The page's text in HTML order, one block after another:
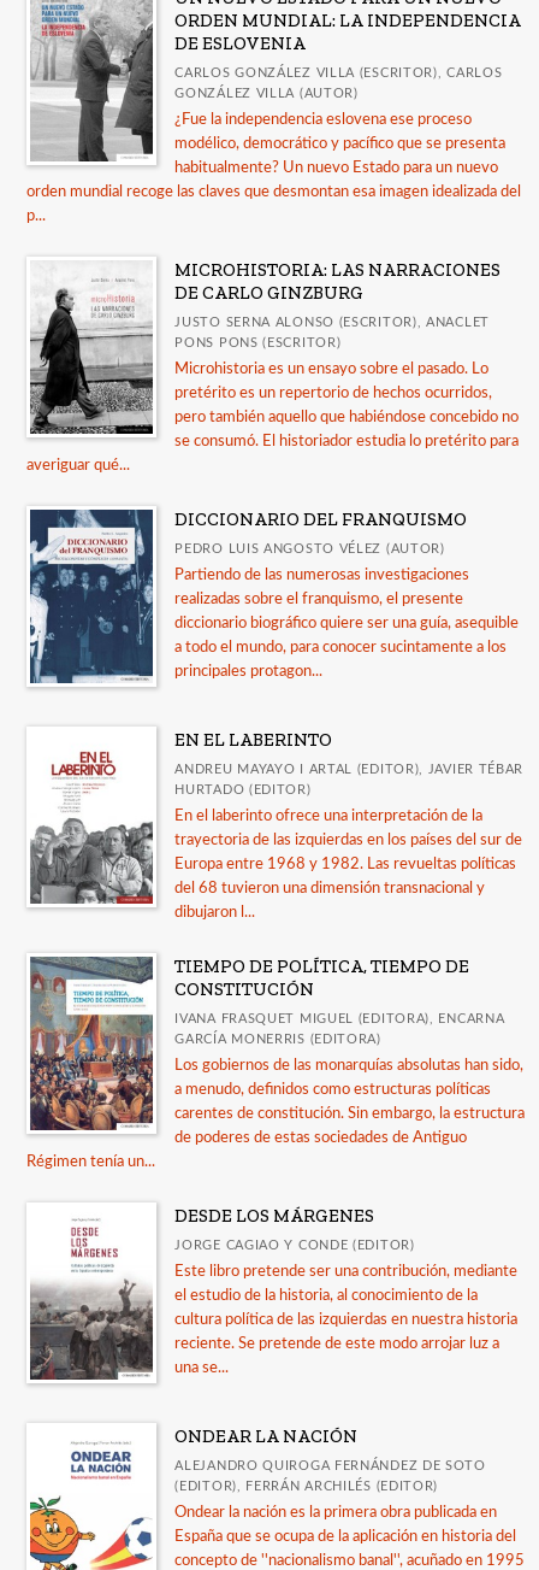
ORDEN MUNDIAL: LA INDEPENDENCIA
DE ESLOVENIA
CARLOS GONZÁLEZ VILLA (ESCRITOR), CARLOS
GONZÁLEZ VILLA (AUTOR)
¿Fue la independencia eslovena ese proceso
modélico, democrático y pacífico que se presenta
habitualmente? Un nuevo Estado para un nuevo
orden mundial recoge las claves que desmontan esa imagen idealizada del
p...
MICROHISTORIA: LAS NARRACIONES
DE CARLO GINZBURG
JUSTO SERNA ALONSO (ESCRITOR), ANACLET
PONS PONS (ESCRITOR)
Microhistoria es un ensayo sobre el pasado. Lo
pretérito es un repertorio de hechos ocurridos,
pero también aquello que habiéndose concebido no
se consumó. El historiador estudia lo pretérito para
averiguar qué...
DICCIONARIO DEL FRANQUISMO
PEDRO LUIS ANGOSTO VÉLEZ (AUTOR)
Partiendo de las numerosas investigaciones
realizadas sobre el franquismo, el presente
diccionario biográfico quiere ser una guía, asequible
a todo el mundo, para conocer sucintamente a los
principales protagon...
EN EL LABERINTO
ANDREU MAYAYO I ARTAL (EDITOR), JAVIER TÉBAR
HURTADO (EDITOR)
En el laberinto ofrece una interpretación de la
trayectoria de las izquierdas en los países del sur de
Europa entre 1968 y 1982. Las revueltas políticas
del 68 tuvieron una dimensión transnacional y
dibujaron l...
TIEMPO DE POLÍTICA, TIEMPO DE
CONSTITUCIÓN
IVANA FRASQUET MIGUEL (EDITORA), ENCARNA
GARCÍA MONERRIS (EDITORA)
Los gobiernos de las monarquías absolutas han sido,
a menudo, definidos como estructuras políticas
carentes de constitución. Sin embargo, la estructura
de poderes de estas sociedades de Antiguo
Régimen tenía un...
DESDE LOS MÁRGENES
JORGE CAGIAO Y CONDE (EDITOR)
Este libro pretende ser una contribución, mediante
el estudio de la historia, al conocimiento de la
cultura política de las izquierdas en nuestra historia
reciente. Se pretende de este modo arrojar luz a
una se...
ONDEAR LA NACIÓN
ALEJANDRO QUIROGA FERNÁNDEZ DE SOTO
(EDITOR), FERRÁN ARCHILÉS (EDITOR)
Ondear la nación es la primera obra publicada en
España que se ocupa de la aplicación en historia del
concepto de ''nacionalismo banal'', acuñado en 1995